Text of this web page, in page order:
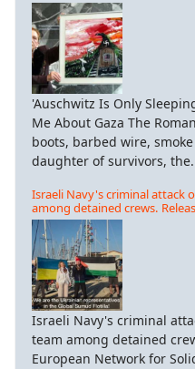
'Auschwitz Is Only
Me About Gaza The
boots, barbed wire,
daughter of survivors,
Israeli Navy's criminal attack
among detained crews.
Israeli Navy's criminal
team among detained
European Network for